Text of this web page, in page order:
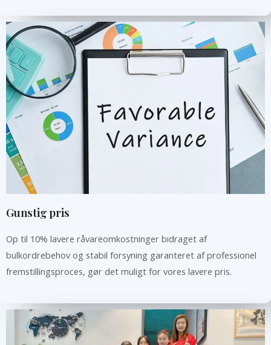
Gunstig pris
Op til 10% lavere råvareomkostninger bidraget af
bulkordrebehov og stabil forsyning garanteret af professionel
fremstillingsproces, gør det muligt for vores lavere pris.